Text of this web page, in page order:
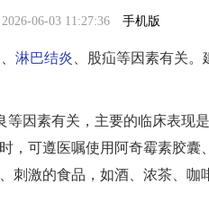
06-03 11:27:36 手机版
淋巴结炎 、股疝等因素有关
等因素有关，主要的临床表现
，可遵医嘱使用阿奇霉素胶囊
刺激的食品，如酒、浓茶、咖